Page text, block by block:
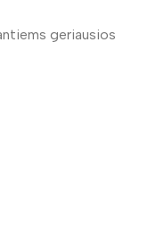
geriausios